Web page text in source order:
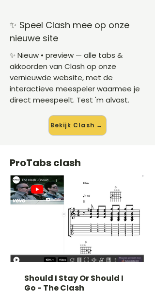
✨ Speel Clash mee op onze
nieuwe site
✨ Nieuw • preview — alle tabs &
akkoorden van Clash op onze
vernieuwde website, met de
interactieve meespeler waarmee je
direct meespeelt. Test 'm alvast.
Bekijk Clash →
ProTabs clash
Should I Stay Or Should I
Go - The Clash